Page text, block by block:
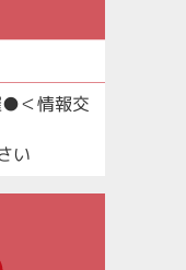
●＜情報交
い